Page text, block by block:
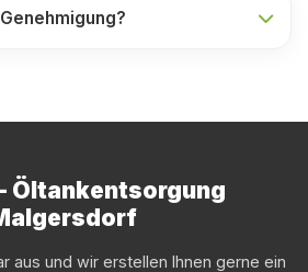
Öltankentsorgung
aus und wir erstellen Ihnen gerne ein